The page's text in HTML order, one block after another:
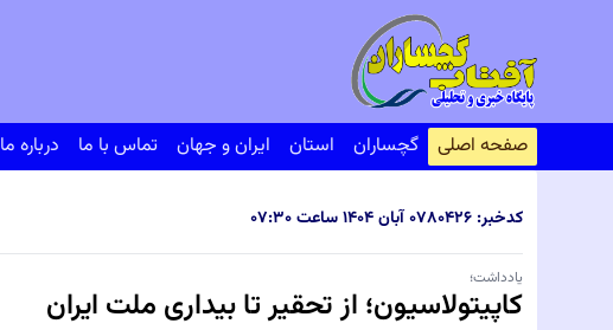
صفحه اصلی گچساران استان ایران و جهان تماس با ما درباره ما
کدخبر: ۸۰۴۲۶ ۰۷ آبان ۱۴۰۴ ساعت ۰۷:۳۰
یادداشت؛
کاپیتولاسیون؛ از تحقیر تا بیداری ملت ایران